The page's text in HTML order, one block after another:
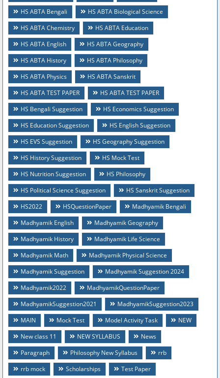
HS ABTA Bengali
HS ABTA Biological Science
HS ABTA Chemistry
HS ABTA Education
HS ABTA English
HS ABTA Geography
HS ABTA History
HS ABTA Philosophy
HS ABTA Physics
HS ABTA Sanskrit
HS ABTA TEST PAPER
HS ABTA TEST PAPER
HS Bengali Suggestion
HS Economics Suggestion
HS Education Suggestion
HS English Suggestion
HS EVS Suggestion
HS Geography Suggestion
HS History Suggestion
HS Mock Test
HS Nutrition Suggestion
HS Philosophy
HS Political Science Suggestion
HS Sanskrit Suggestion
HS2022
HSQuestionPaper
Madhyamik Bengali
Madhyamik English
Madhyamik Geography
Madhyamik History
Madhyamik Life Science
Madhyamik Math
Madhyamik Physical Science
Madhyamik Suggestion
Madhyamik Suggestion 2024
Madhyamik2022
MadhyamikQuestionPaper
MadhyamikSuggestion2021
MadhyamikSuggestion2023
MAIN
Mock Test Model Activity Task
NEW
New class 11
NEW SYLLABUS
News
Paragraph
Philosophy New Syllabus
rrb
rrb mock
Scholarships
Test Paper